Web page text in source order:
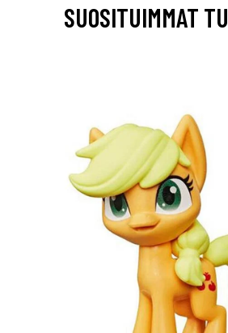
SUOSITUIMMAT